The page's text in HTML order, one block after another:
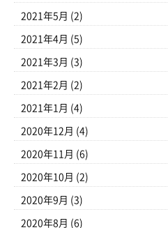
2021年5月 (2)
2021年4月 (5)
2021年3月 (3)
2021年2月 (2)
2021年1月 (4)
2020年12月 (4)
2020年11月 (6)
2020年10月 (2)
2020年9月 (3)
2020年8月 (6)